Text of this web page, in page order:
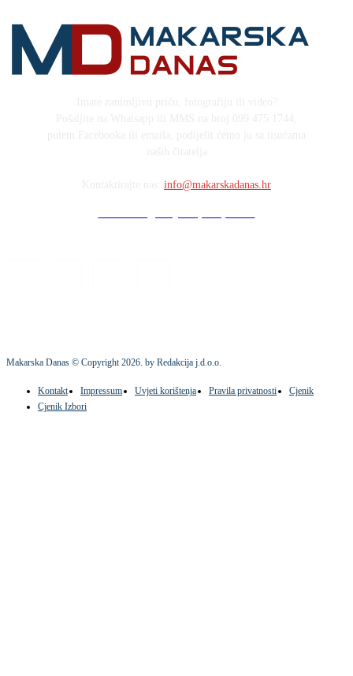
info@makarskadanas.hr
Makarska Danas © Copyright2026. by Redakcija j.d.o.o.
Kontakt Impressum Uvjeti korištenja Pravila privatnosti
Cjenik
Cjenik Izbori